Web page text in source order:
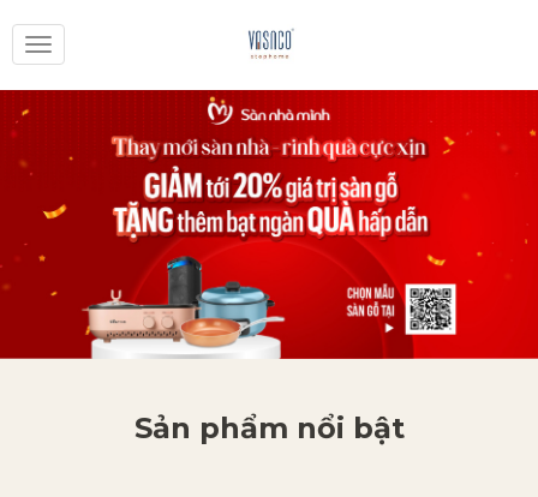
Toggle
navigation
Sản phẩm nổi bật